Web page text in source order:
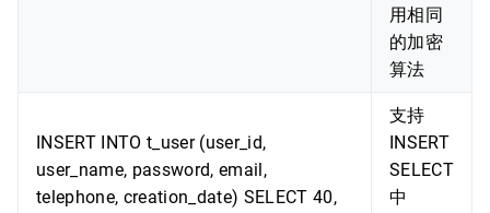
用相同
的加密
算法
INSERT INTO t_user (user_id,
user_name, password, email,
telephone, creation_date) SELECT 40,
支持
INSERT
SELECT
中